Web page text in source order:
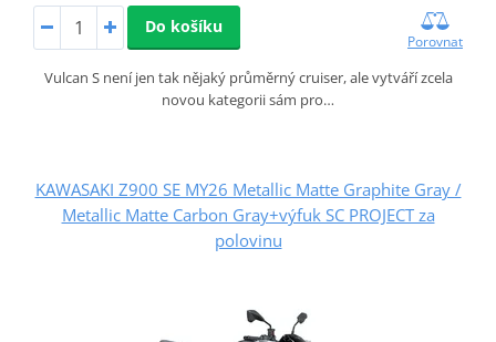
Do košíku
Porovnat
Vulcan S není jen tak nějaký průměrný cruiser, ale vytváří zcela
novou kategorii sám pro…
KAWASAKI Z900 SE MY26 Metallic Matte Graphite Gray /
Metallic Matte Carbon Gray+výfuk SC PROJECT za
polovinu